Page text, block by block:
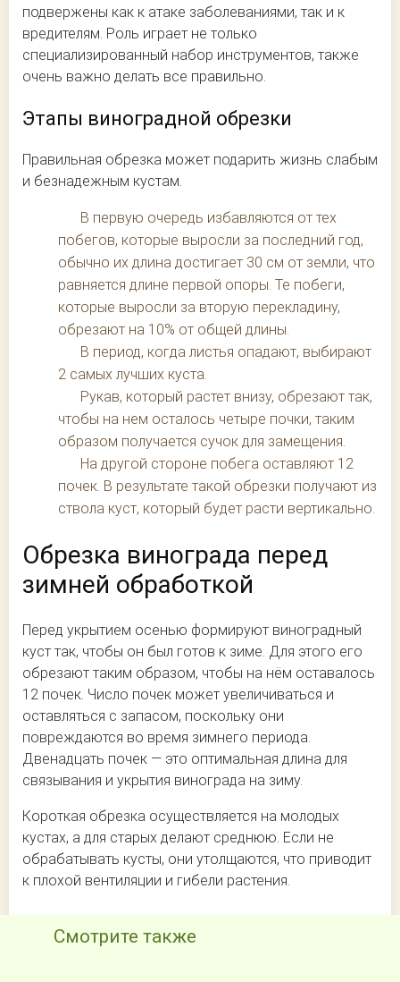
подвержены как к атаке заболеваниями, так и к
вредителям. Роль играет не только
специализированный набор инструментов, также
очень важно делать все правильно.
Этапы виноградной обрезки
Правильная обрезка может подарить жизнь слабым
и безнадежным кустам.
В первую очередь избавляются от тех
побегов, которые выросли за последний год,
обычно их длина достигает 30 см от земли, что
равняется длине первой опоры. Те побеги,
которые выросли за вторую перекладину,
обрезают на 10% от общей длины.
В период, когда листья опадают, выбирают
2 самых лучших куста.
Рукав, который растет внизу, обрезают так,
чтобы на нем осталось четыре почки, таким
образом получается сучок для замещения.
На другой стороне побега оставляют 12
почек. В результате такой обрезки получают из
ствола куст, который будет расти вертикально.
Обрезка винограда перед
зимней обработкой
Перед укрытием осенью формируют виноградный
куст так, чтобы он был готов к зиме. Для этого его
обрезают таким образом, чтобы на нём оставалось
12 почек. Число почек может увеличиваться и
оставляться с запасом, поскольку они
повреждаются во время зимнего периода.
Двенадцать почек — это оптимальная длина для
связывания и укрытия винограда на зиму.
Короткая обрезка осуществляется на молодых
кустах, а для старых делают среднюю. Если не
обрабатывать кусты, они утолщаются, что приводит
к плохой вентиляции и гибели растения.
Смотрите также